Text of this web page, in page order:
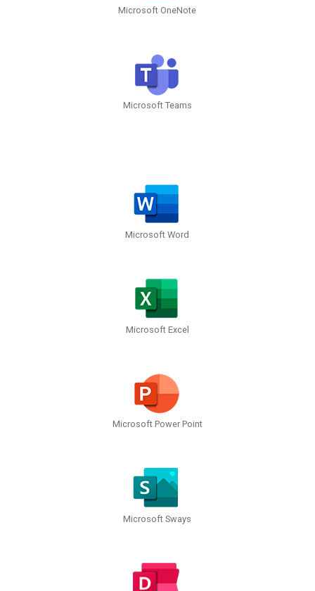
Microsoft OneNote
Microsoft Teams
Microsoft Word
Microsoft Excel
Microsoft Power Point
Microsoft Sways